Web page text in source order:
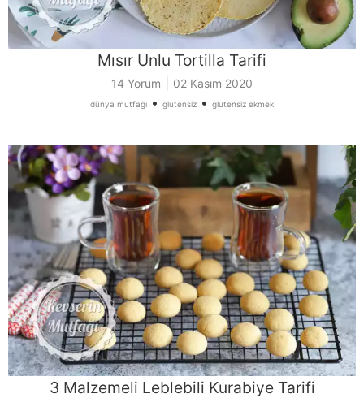
Mısır Unlu Tortilla Tarifi
14 Yorum 02 Kasım 2020
dünya mutfağı • glutensiz • glutensiz ekmek
3 Malzemeli Leblebili Kurabiye Tarifi